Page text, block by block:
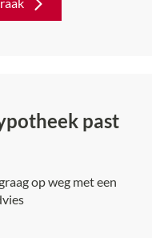
past
op weg met een